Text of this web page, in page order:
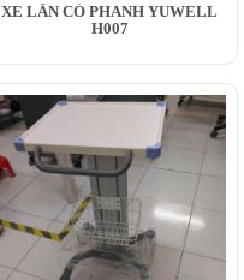
XE LĂN CÓ PHANH YUWELL
H007